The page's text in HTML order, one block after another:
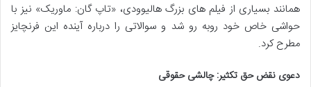
همانند بسیاری از فیلم های بزرگ هالیوودی، «تاپ گان: ماوریک» نیز با
حواشی خاص خود روبه رو شد و سوالاتی را درباره آینده این فرنچایز
مطرح کرد.
دعوی نقض حق تکثیر: چالشی حقوقی